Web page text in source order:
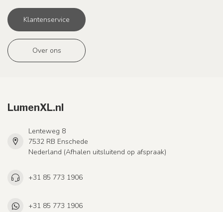
Klantenservice
Over ons
LumenXL.nl
Lenteweg 8
7532 RB Enschede
Nederland (Afhalen uitsluitend op afspraak)
+31 85 773 1906
+31 85 773 1906